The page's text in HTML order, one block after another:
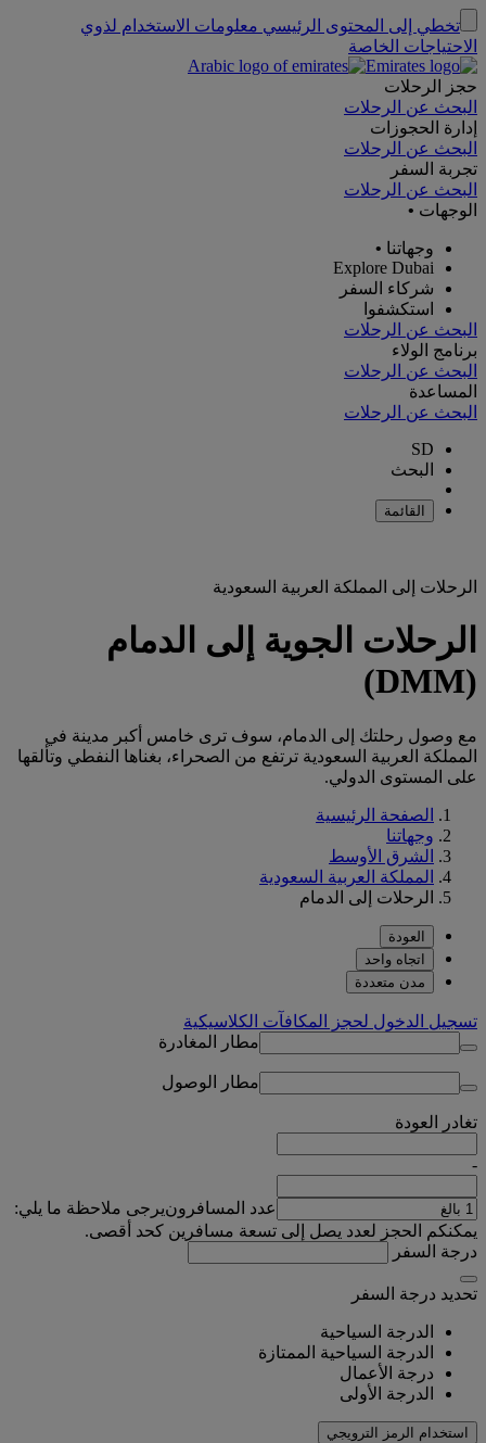
تخطي إلى المحتوى الرئيسي معلومات الاستخدام لذوي
الاحتياجات الخاصة
حجز الرحلات
البحث عن الرحلات
إدارة الحجوزات
البحث عن الرحلات
تجربة السفر
البحث عن الرحلات
الوجهات •
وجهاتنا •
Explore Dubai
شركاء السفر
استكشفوا
البحث عن الرحلات
برنامج الولاء
البحث عن الرحلات
المساعدة
البحث عن الرحلات
SD
البحث
القائمة
الرحلات إلى المملكة العربية السعودية
الرحلات الجوية إلى الدمام
(DMM)
مع وصول رحلتك إلى الدمام، سوف ترى خامس أكبر مدينة في
المملكة العربية السعودية ترتفع من الصحراء، بغناها النفطي وتألقها
على المستوى الدولي.
الصفحة الرئيسية
وجهاتنا
الشرق الأوسط
المملكة العربية السعودية
الرحلات إلى الدمام
العودة
اتجاه واحد
مدن متعددة
تسجيل الدخول لحجز المكافآت الكلاسيكية
مطار المغادرة
مطار الوصول
تغادر العودة
-
عدد المسافرونيرجى ملاحظة ما يلي:
يمكنكم الحجز لعدد يصل إلى تسعة مسافرين كحد أقصى.
درجة السفر
تحديد درجة السفر
الدرجة السياحية
الدرجة السياحية الممتازة
درجة الأعمال
الدرجة الأولى
استخدام الرمز الترويجي